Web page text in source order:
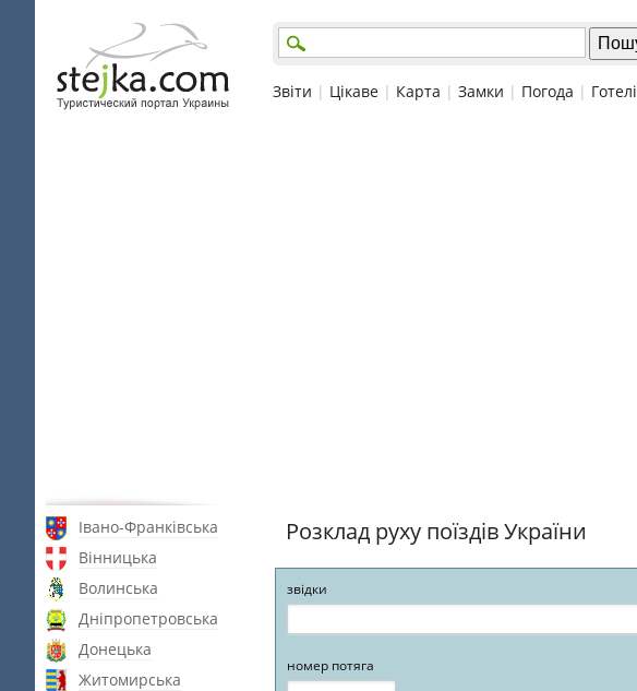
Звіти | Цікаве | Карта | Замки | Погода | Готелі
Івано-Франківська
Вінницька
Волинська
Дніпропетровська
Донецька
Житомирська
Розклад руху поїздів України
звідки
номер потяга